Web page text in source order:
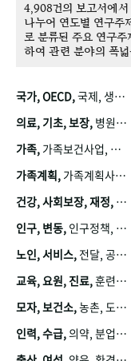
4,908건의 보고서에
나누어 연도별 연구
로 분류된 주요 연구
하여 관련 분야의 폭
국가, OECD,국제, 생산, 아시아, 태평양, 태평양지역, 참가
의료, 기초, 보장, 병원, 가정, 연금, 연계, 공적, 일본, 생활, 국민기초생활보장제도, 국민연금, 기금, 저소득층, 근로, 자활, 급여, 환자, 의료비, 모니터링, 한국복지패널, 소득, 지표, 빈곤, 노후, 장애인
가족, 가족보건사업, 산업, 친화, 전국, 출산력
가족계획, 가족계획사업, 가족계획사업평가, 한국가족계획사업, 피임, 보급, 부인, 자궁, 피임약
건강, 사회보장, 재정,
인구, 변동, 인구정책, 저출산, 고령사회, 고령화, 이동, 남북한, 지방자치단체, 컨설팅, 복지정책평가, 집, 사회개발
노인, 서비스, 전달, 공공, 보육, 수요, 공급, 사회서비스, 데이터, 보호, 요양, 아동, 예방, 청소년, 효율, 자원
교육, 요원, 진료,훈련, 보건요원, 마을, 마을건강사업, 보조원, 진료원, 보건진료원, 보건진료원교재
모자, 보건소,농촌, 도시, 금연, 농촌지역, 모자보건사업
인력, 수급,의약, 분업, 식품, 의약품, 의사, 안전